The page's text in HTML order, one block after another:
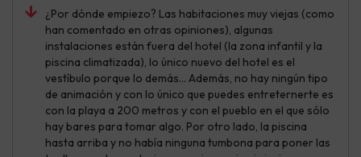
¿Por dónde empiezo? Las habitaciones muy viejas (como
han comentado en otras opiniones), algunas
instalaciones están fuera del hotel (la zona infantil y la
piscina climatizada), lo único nuevo del hotel es el
vestíbulo porque lo demás... Además, no hay ningún tipo
de animación y con lo único que puedes entreternerte es
con la playa a 200 metros y con el pueblo en el que sólo
hay bares para tomar algo. Por otro lado, la piscina
hasta arriba y no había ninguna tumbona para poner las